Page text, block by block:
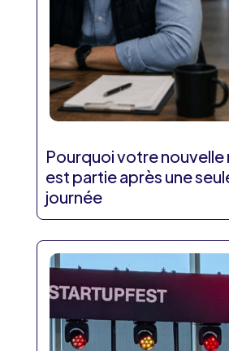
Pourquoi votre nouvelle
est partie après une
journée